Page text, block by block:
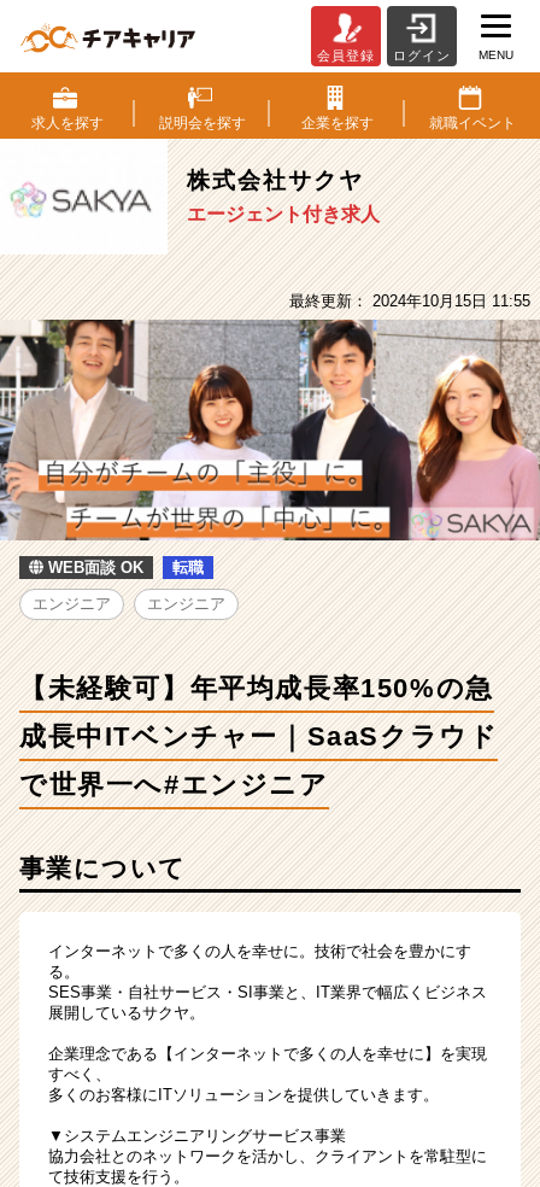
式
会
社
サ
ク
ヤ
求
人
-
【未
経
験
可】
年
平
均
成
長
率
の
急
成
長
中
IT
｜
ク
ウ
で
世
界
会員登録 ログイン MENU
求人を探す 説明会を探す 企業を探す 就職イベント
株式会社サクヤ
エージェント付き求人
最終更新： 2024年10月15日 11:55
WEB面談 OK 転職
エンジニア エンジニア
【未経験可】年平均成長率150%の急
成長中ITベンチャー｜SaaSクラウド
で世界一へ#エンジニア
事業について
インターネットで多くの人を幸せに。技術で社会を豊かにす
る。
SES事業・自社サービス・SI事業と、IT業界で幅広くビジネス
展開しているサクヤ。
企業理念である【インターネットで多くの人を幸せに】を実現
すべく、
多くのお客様にITソリューションを提供していきます。
▼システムエンジニアリングサービス事業
協力会社とのネットワークを活かし、クライアントを常駐型に
て技術支援を行う。